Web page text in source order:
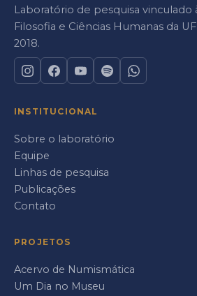
Laboratório de pesquisa vinculado
Filosofia e Ciências Humanas da
2018.
INSTITUCIONAL
Sobre o laboratório
Equipe
Linhas de pesquisa
Publicações
Contato
PROJETOS
Acervo de Numismática
Um Dia no Museu